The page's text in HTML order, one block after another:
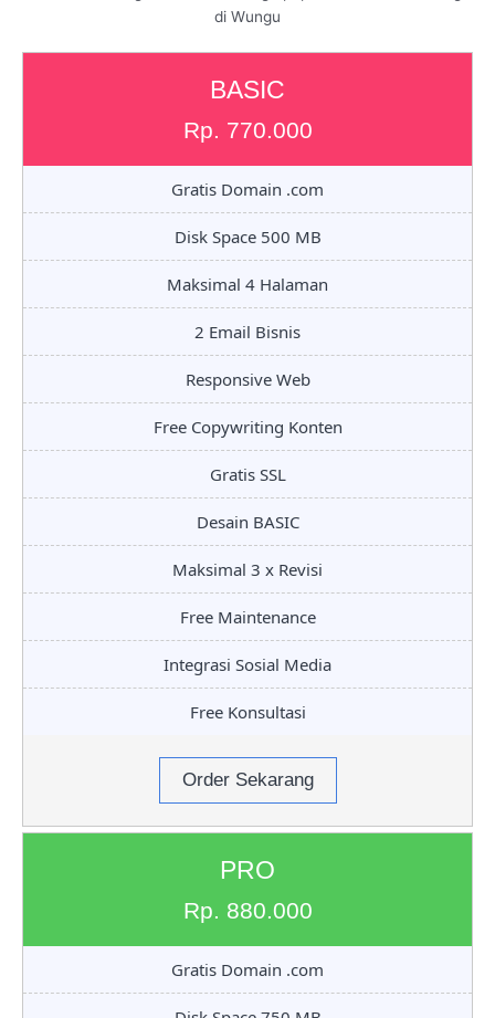
di Wungu
BASIC
Rp. 770.000
Gratis Domain .com
Disk Space 500 MB
Maksimal 4 Halaman
2 Email Bisnis
Responsive Web
Free Copywriting Konten
Gratis SSL
Desain BASIC
Maksimal 3 x Revisi
Free Maintenance
Integrasi Sosial Media
Free Konsultasi
Order Sekarang
PRO
Rp. 880.000
Gratis Domain .com